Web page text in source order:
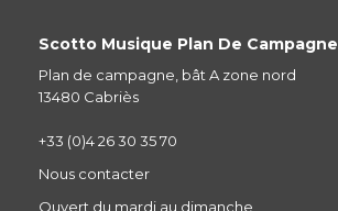
Scotto Musique Plan De Campagne
Plan de campagne, bât A zone nord
13480 Cabriès
+33 (0)4 26 30 35 70
Nous contacter
Ouvert du mardi au dimanche